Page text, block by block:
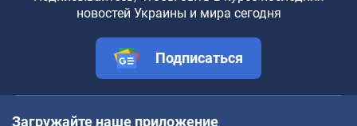
новостей Украины и мира сегодня
Подписаться
Загружайте наше приложение